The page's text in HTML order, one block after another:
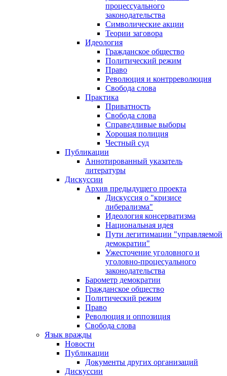
процессуального
законодательства
Символические акции
Теории заговора
Идеология
Гражданское общество
Политический режим
Право
Революция и контрреволюция
Свобода слова
Практика
Приватность
Свобода слова
Справедливые выборы
Хорошая полиция
Честный суд
Публикации
Аннотированный указатель
литературы
Дискуссии
Архив предыдущего проекта
Дискуссия о "кризисе
либерализма"
Идеология консерватизма
Национальная идея
Пути легитимации "управляемой
демократии"
Ужесточение уголовного и
уголовно-процесуального
законодательства
Барометр демократии
Гражданское общество
Политический режим
Право
Революция и оппозиция
Свобода слова
Язык вражды
Новости
Публикации
Документы других организаций
Дискуссии